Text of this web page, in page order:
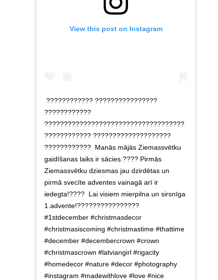
View this post on Instagram
???????????? ????????????????
????????????
????????????????????????????????????
???????????? ????????????????????
????????????⁣ ⁣ Manās mājās Ziemassvētku
gaidīšanas laiks ir sācies.???? Pirmās
Ziemassvētku dziesmas jau dzirdētas un
pirmā svecīte adventes vainagā arī ir
iedegta!????⁣ ⁣ Lai visiem mierpilna un sirsnīga
1.advente!????????????????⁣ ⁣ ⁣ ⁣
#1stdecember #christmasdecor
#christmasiscoming #christmastime #thattime
#december #decembercrown #crown
#christmascrown #latviangirl #rigacity
#homedecor #nature #decor #photography
#instagram #madewithlove #love #nice